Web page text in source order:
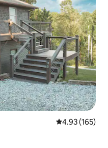
Calificación
4.93 (165)